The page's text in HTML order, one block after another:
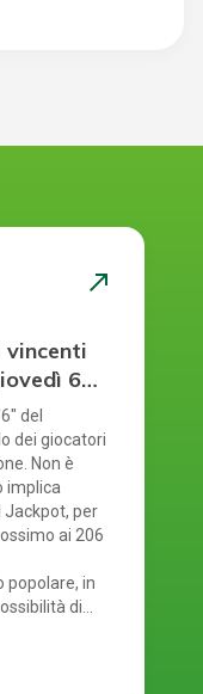
north_east
vincenti
6
del
dei giocatori
Non è
implica
per
ai 206
popolare, in
di
risultati.